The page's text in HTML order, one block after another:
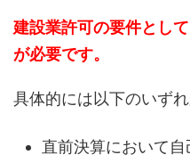
建設業許可の要件とし
が必要です。
具体的には以下のいず
直前決算において